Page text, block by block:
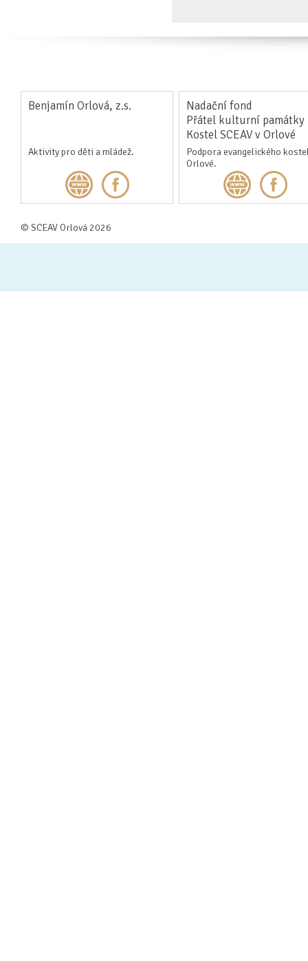
Benjamín Orlová, z.s.
Aktivity pro děti a mládež.
Nadační fond
Přátel kulturní památky
Kostel SCEAV v Orlové
Podpora evangelického
Orlové.
© SCEAV Orlová 2026